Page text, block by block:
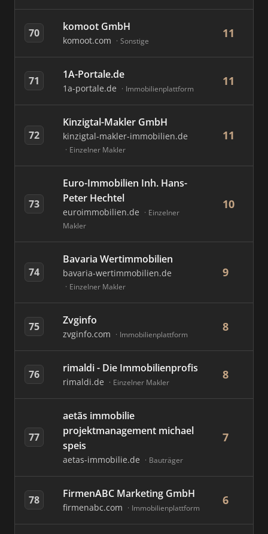
70 komoot GmbH
komoot.com Sonstige
11
71 1A-Portale.de
1a-portale.de Immobilienplattform
11
72
Kinzigtal-Makler GmbH
kinzigtal-makler-immobilien.de
Einzelner Makler
11
73
Euro-Immobilien Inh. Hans-
Peter Hechtel
euroimmobilien.de
Einzelner
Makler
10
74
Bavaria Wertimmobilien
bavaria-wertimmobilien.de
Einzelner Makler
9
75 Zvginfo
zvginfo.com Immobilienplattform
8
76 rimaldi - Die Immobilienprofis
rimaldi.de Einzelner Makler
8
77
aetãs immobilie
projektmanagement michael
speis
aetas-immobilie.de Bauträger
7
78 FirmenABC Marketing GmbH
firmenabc.com Immobilienplattform
6